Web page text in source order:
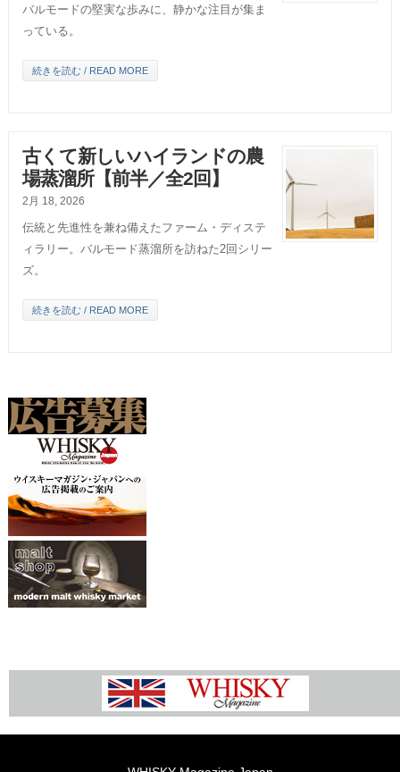
バルモードの堅実な歩みに、静かな注目が集ま
っている。
続きを読む / READ MORE
古くて新しいハイランドの農
場蒸溜所【前半／全2回】
2月 18, 2026
伝統と先進性を兼ね備えたファーム・ディステ
ィラリー。バルモード蒸溜所を訪ねた2回シリー
ズ。
続きを読む / READ MORE